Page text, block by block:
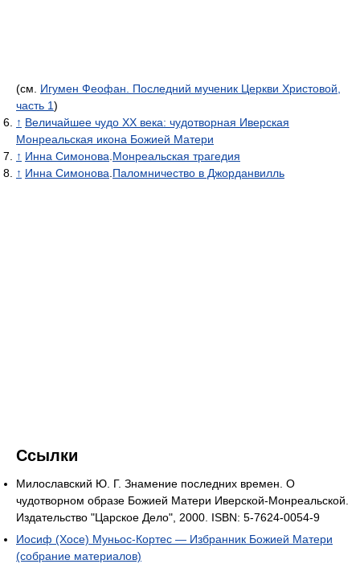
(см. Игумен Феофан. Последний мученик Церкви Христовой,
часть 1)
↑ Величайшее чудо XX века: чудотворная Иверская
Монреальская икона Божией Матери
↑ Инна Симонова.Монреальская трагедия
↑ Инна Симонова.Паломничество в Джорданвилль
Ссылки
Милославский Ю. Г. Знамение последних времен. О
чудотворном образе Божией Матери Иверской-Монреальской.
Издательство "Царское Дело", 2000. ISBN: 5-7624-0054-9
Иосиф (Хосе) Муньос-Кортес — Избранник Божией Матери
(собрание материалов)